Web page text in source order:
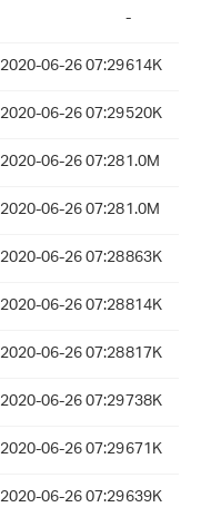
-
2020-06-26 07:29614K
2020-06-26 07:29520K
2020-06-26 07:281.0M
2020-06-26 07:281.0M
2020-06-26 07:28863K
2020-06-26 07:28814K
2020-06-26 07:28817K
2020-06-26 07:29738K
2020-06-26 07:29671K
2020-06-26 07:29639K